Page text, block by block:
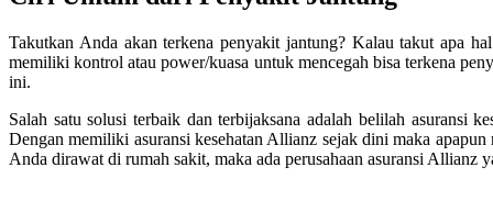
Takutkan Anda akan terkena penyakit jantung? Kalau takut apa
memiliki kontrol atau power/kuasa untuk mencegah bisa terkena
ini.
Salah satu solusi terbaik dan terbijaksana adalah belilah asuransi
Dengan memiliki asuransi kesehatan Allianz sejak dini maka
Anda dirawat di rumah sakit, maka ada perusahaan asuransi Allianz